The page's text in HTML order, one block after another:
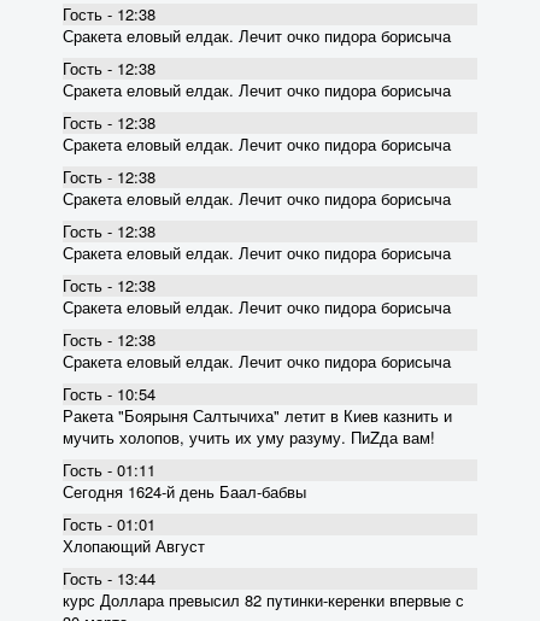
Гость - 12:38
Сракета еловый елдак. Лечит очко пидора борисыча
Гость - 12:38
Сракета еловый елдак. Лечит очко пидора борисыча
Гость - 12:38
Сракета еловый елдак. Лечит очко пидора борисыча
Гость - 12:38
Сракета еловый елдак. Лечит очко пидора борисыча
Гость - 12:38
Сракета еловый елдак. Лечит очко пидора борисыча
Гость - 12:38
Сракета еловый елдак. Лечит очко пидора борисыча
Гость - 12:38
Сракета еловый елдак. Лечит очко пидора борисыча
Гость - 10:54
Ракета "Боярыня Салтычиха" летит в Киев казнить и
мучить холопов, учить их уму разуму. ПиZда вам!
Гость - 01:11
Сегодня 1624-й день Баал-бабвы
Гость - 01:01
Хлопающий Август
Гость - 13:44
курс Доллара превысил 82 пyтинки-керенки впервые с